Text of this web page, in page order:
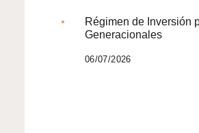
Régimen de Inversión
Generacionales
06/07/2026